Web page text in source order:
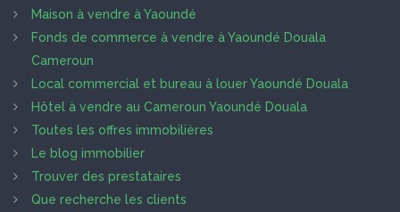
Maison à vendre à Yaoundé
Fonds de commerce à vendre à Yaoundé Douala
Cameroun
Local commercial et bureau à louer Yaoundé Douala
Hôtel à vendre au Cameroun Yaoundé Douala
Toutes les offres immobilières
Le blog immobilier
Trouver des prestataires
Que recherche les clients